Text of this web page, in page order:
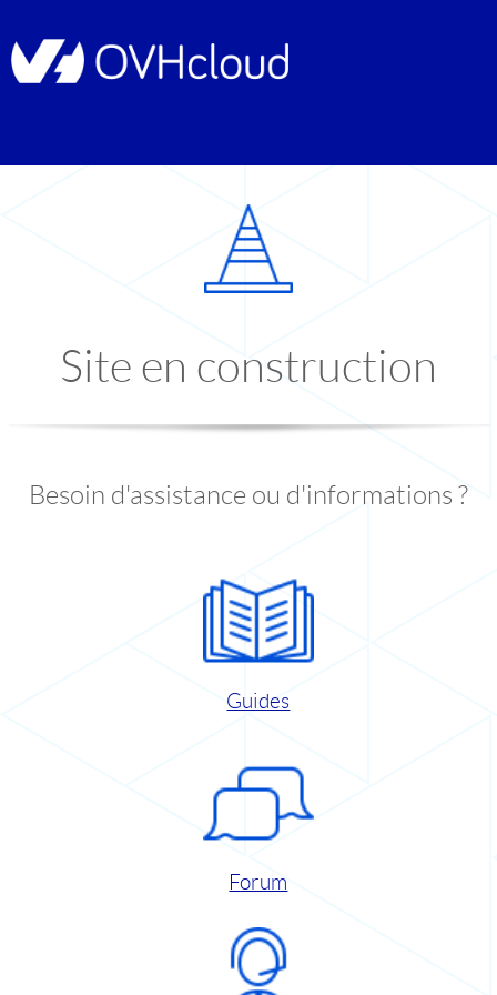
Site en construction
Besoin d'assistance ou d'informations ?
Guides
Forum